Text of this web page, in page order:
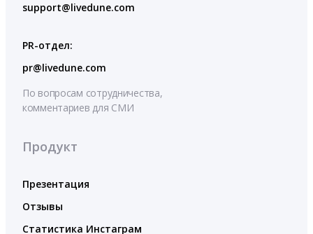
support@livedune.com
PR-отдел:
pr@livedune.com
По вопросам сотрудничества,
комментариев для СМИ
Продукт
Презентация
Отзывы
Статистика Инстаграм